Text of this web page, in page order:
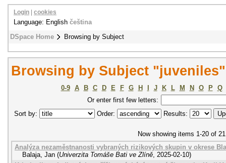
DSpace Home Browsing by Subject
Login cookies
Language: English čeština
Browsing by Subject "juveniles"
0-9 A B C D E F G H J K L M N O P
Q
Or enter first few letters:
Sort by:
Order: Results:
Now showing items 1-20 of 21
Analýza nezaměstnanosti vybraných rizikových skupin v okrese
Balaja, Jan (Univerzita Tomáše Bati ve Zlíně, 2025-02-10)